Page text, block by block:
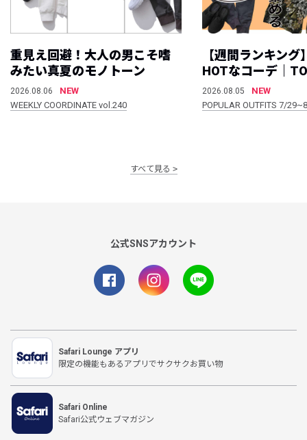
重見え回避！大人の男こそ嗜
みたい真夏のモノトーン
2026.08.06
NEW
WEEKLY COORDINATE vol.240
【週間ランキング
HOTなコーデ｜
2026.08.05
NEW
POPULAR OUTFITS 7/
すべて見る
公式SNSアカウント
Safari Lounge アプリ
限定の機能もあるアプリでサクサクお買い物
Safari Online
Safari公式ウェブマガジン